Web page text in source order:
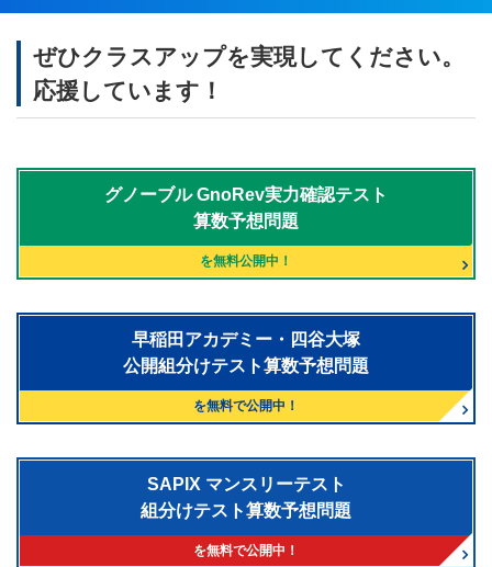
ぜひクラスアップを実現してください。
応援しています！
グノーブルGnoRev実力確認テスト
算数予想問題
を無料公開中！
早稲田アカデミー・四谷大塚
公開組分けテスト算数予想問題
を無料で公開中！
SAPIX マンスリーテスト
組分けテスト算数予想問題
を無料で公開中！